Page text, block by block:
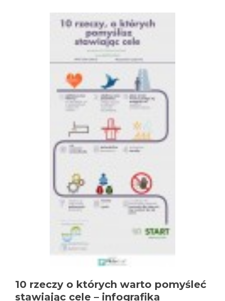
10 rzeczy o których warto pomyśleć
stawiając cele – infografika